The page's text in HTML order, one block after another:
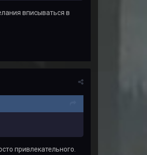
вписываться в
привлекательного.